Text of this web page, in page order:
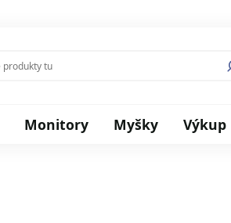
Monitory Myšky Výkup